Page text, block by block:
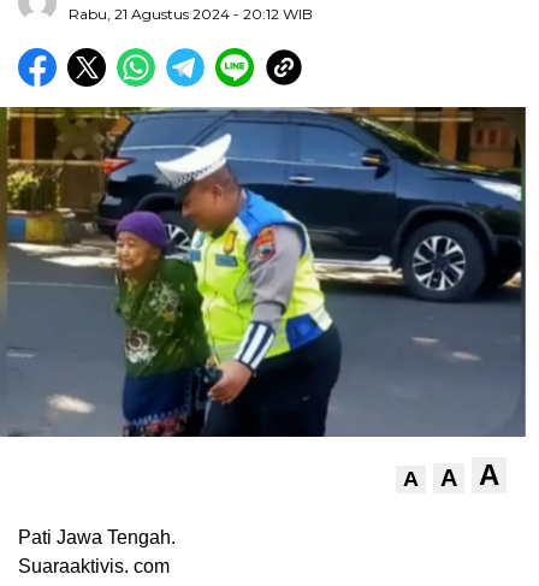
Rabu, 21 Agustus 2024 - 20:12 WIB
A A A
Pati Jawa Tengah.
Suaraaktivis. com